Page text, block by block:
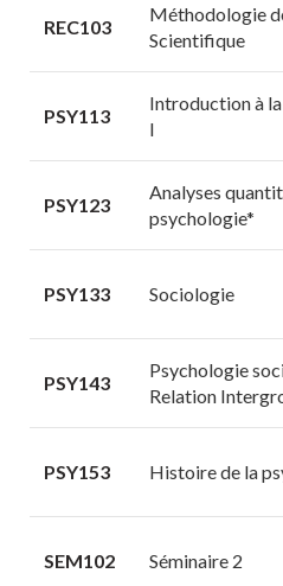
REC103
Méthodologie
Scientifique
PSY113
Introduction à
I
PSY123
Analyses
psychologie*
PSY133 Sociologie
PSY143
Psychologie
Relation
PSY153 Histoire de la
SEM102 Séminaire 2